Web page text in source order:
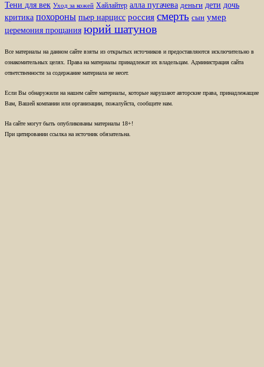
Тени для век Уход за кожей Хайлайтер алла пугачева деньги дети дочь
критика похороны пьер нарцисс россия смерть сын умер
церемония прощания юрий шатунов
Все материалы на данном сайте взяты из открытых источников и предоставляются исключительно в
ознакомительных целях. Права на материалы принадлежат их владельцам. Администрация сайта
ответственности за содержание материала не несет.
Если Вы обнаружили на нашем сайте материалы, которые нарушают авторские права, принадлежащие
Вам, Вашей компании или организации, пожалуйста, сообщите нам.
На сайте могут быть опубликованы материалы 18+!
При цитировании ссылка на источник обязательна.